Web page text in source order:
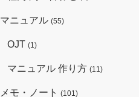
マニュアル (55)
OJT (1)
マニュアル 作り方 (11)
メモ・ノート (101)